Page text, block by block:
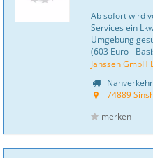
Ab sofort wird
Services ein
Umgebung
(603 Euro -
Janssen GmbH
Nahverkehr
74889
merken